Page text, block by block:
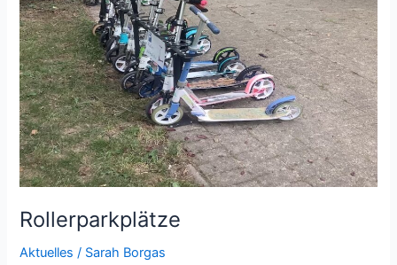
Rollerparkplätze
Aktuelles / Sarah Borgas